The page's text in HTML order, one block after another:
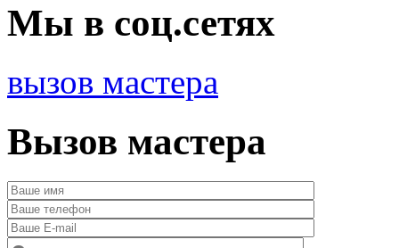
Мы в соц.сетях
вызов мастера
Вызов мастера